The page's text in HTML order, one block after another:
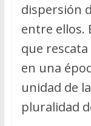
dispersión
entre ellos.
que
en una
unidad de
pluralidad